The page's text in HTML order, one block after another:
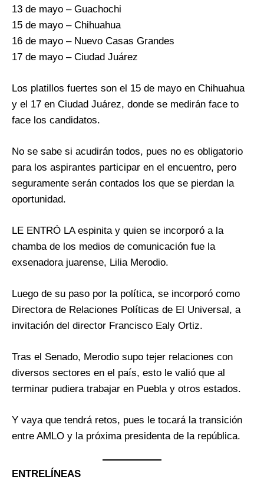
13 de mayo – Guachochi
15 de mayo – Chihuahua
16 de mayo – Nuevo Casas Grandes
17 de mayo – Ciudad Juárez
Los platillos fuertes son el 15 de mayo en Chihuahua
y el 17 en Ciudad Juárez, donde se medirán face to
face los candidatos.
No se sabe si acudirán todos, pues no es obligatorio
para los aspirantes participar en el encuentro, pero
seguramente serán contados los que se pierdan la
oportunidad.
LE ENTRÓ LA espinita y quien se incorporó a la
chamba de los medios de comunicación fue la
exsenadora juarense, Lilia Merodio.
Luego de su paso por la política, se incorporó como
Directora de Relaciones Políticas de El Universal, a
invitación del director Francisco Ealy Ortiz.
Tras el Senado, Merodio supo tejer relaciones con
diversos sectores en el país, esto le valió que al
terminar pudiera trabajar en Puebla y otros estados.
Y vaya que tendrá retos, pues le tocará la transición
entre AMLO y la próxima presidenta de la república.
ENTRELÍNEAS